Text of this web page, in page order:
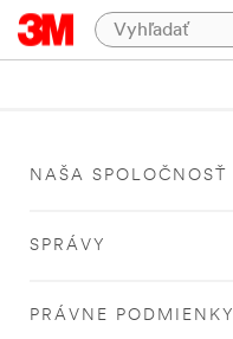
NAŠA SPOLOČNOSŤ
SPRÁVY
PRÁVNE PODMIENKY